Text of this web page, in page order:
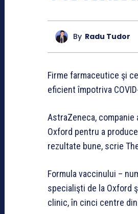
By Radu Tudor
Firme farmaceutice şi
eficient împotriva
AstraZeneca,
Oxford pentru a
rezultate bune, scrie
Formula vaccinului –
specialişti de la Oxford
clinic, în cinci centre